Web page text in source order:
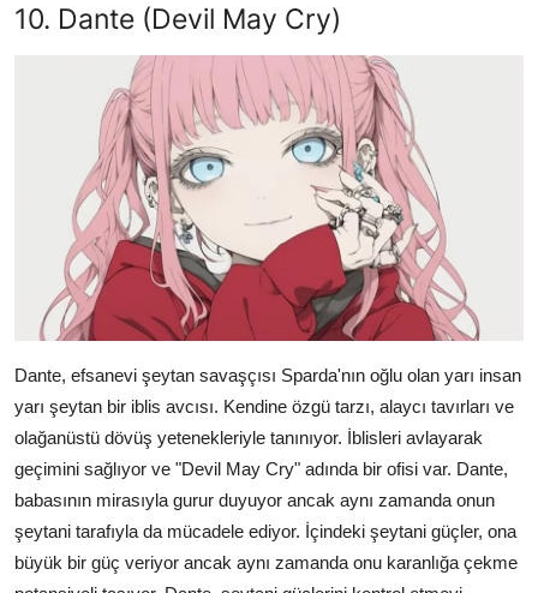
10. Dante (Devil May Cry)
Dante, efsanevi şeytan savaşçısı Sparda'nın oğlu olan yarı insan
yarı şeytan bir iblis avcısı. Kendine özgü tarzı, alaycı tavırları ve
olağanüstü dövüş yetenekleriyle tanınıyor. İblisleri avlayarak
geçimini sağlıyor ve "Devil May Cry" adında bir ofisi var. Dante,
babasının mirasıyla gurur duyuyor ancak aynı zamanda onun
şeytani tarafıyla da mücadele ediyor. İçindeki şeytani güçler, ona
büyük bir güç veriyor ancak aynı zamanda onu karanlığa çekme